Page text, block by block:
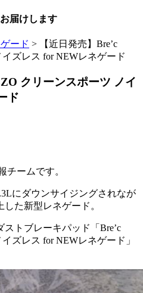
届けします
ード >
【近日発売】Bre’c
ズレス for NEWレネゲード
クリーンスポーツ ノイ
ド
チームです。
にダウンサイジングされなが
た新型レネゲード。
トブレーキパッド「Bre’c
ズレス for NEWレネゲード」